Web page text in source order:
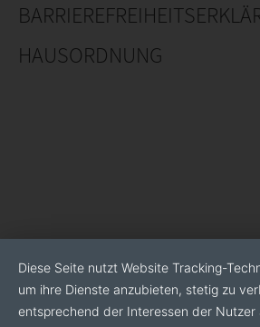
HAUSORDNUNG
Diese Seite nutzt Website Tracking-
um ihre Dienste anzubieten, stetig zu
entsprechend der Interessen der Nutzer